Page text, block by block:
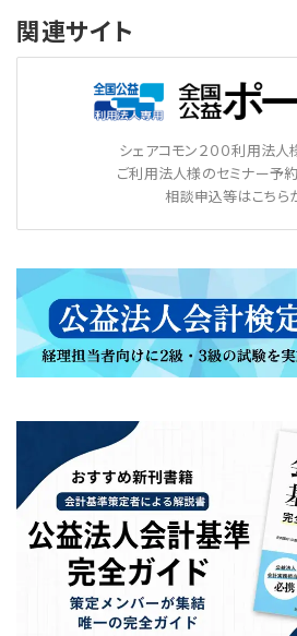
関連サイト
シェアコモン２００利用法人
ご利用法人様のセミナー予約
相談申込等はこちら